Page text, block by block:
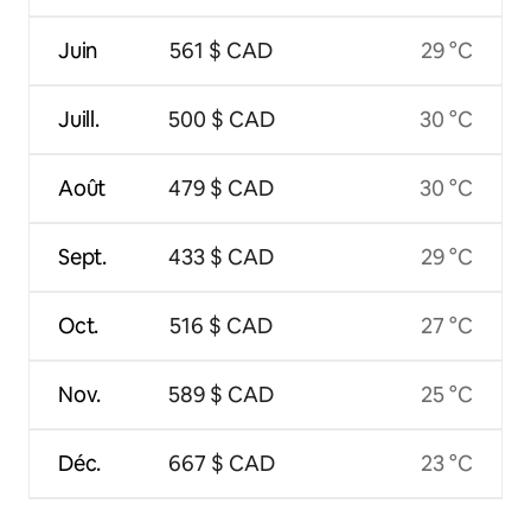
Juin
Juill.
Août
Sept.
Oct.
Nov.
Déc.
561 $ CAD
500 $ CAD
479 $ CAD
433 $ CAD
516 $ CAD
589 $ CAD
667 $ CAD
29 °C
30 °C
30 °C
29 °C
27 °C
25 °C
23 °C